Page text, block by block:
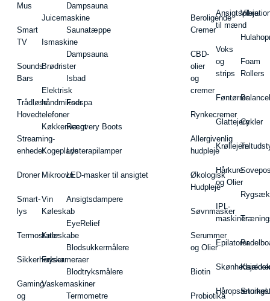
Mus
Smart
TV
Sounds
Bars
Trådløse
Hovedtelefoner
Streaming-
enheder
Droner
Smart-
lys
Termostater
Sikkerhedskameraer
Gaming
og
Juicemaskine
Ismaskine
Brødrister
Elektrisk
håndmikser
Køkkenvægt
Kogeplade
Mikroovn
Vin
Køleskab
Køleskabe
Fryser
Vaskemaskiner
Dampsauna
Saunatæppe
Dampsauna
Isbad
Fodspa
Recovery Boots
Lysterapilamper
LED-masker til ansigtet
Ansigtsdampere
EyeRelief
Blodsukkermålere
Blodtryksmålere
Termometre
Beroligende
Cremer
CBD-
olier
og
cremer
Rynkecremer
Allergivenlig
hudpleje
Økologisk
Hudpleje
Søvnmasker
Serummer
og Olier
Biotin
Probiotika
Ansigtspleje
til mænd
Voks
og
strips
Føntørrer
Glattejern
Krøllejern
Hårkure
og Olier
IPL-
maskiner
Epilatorer
Foam
Rollers
Cykler